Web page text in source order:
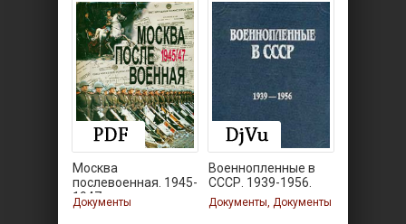
Москва
послевоенная. 1945-
1947.
Документы
Военнопленные в
СССР. 1939-1956.
Документы, Документы